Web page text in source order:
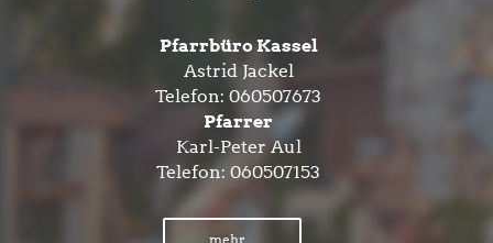
Pfarrbüro Kassel
Astrid Jackel
Telefon: 060507673
Pfarrer
Karl-Peter Aul
Telefon: 060507153
mehr...